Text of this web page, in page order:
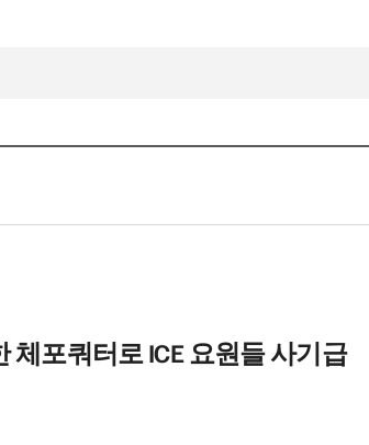
포쿼터로 ICE 요원들 사기급